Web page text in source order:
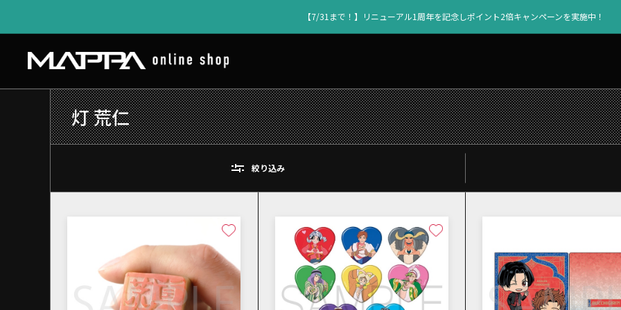
【7/31まで！】リニューアル1周年を記念しポイント2倍キャンペーンを実施中！
灯 荒仁
絞り込み